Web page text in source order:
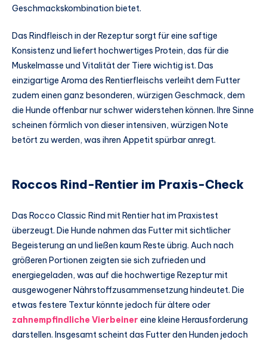
Geschmackskombination bietet.
Das Rindfleisch in der Rezeptur sorgt für eine saftige
Konsistenz und liefert hochwertiges Protein, das für die
Muskelmasse und Vitalität der Tiere wichtig ist. Das
einzigartige Aroma des Rentierfleischs verleiht dem Futter
zudem einen ganz besonderen, würzigen Geschmack, dem
die Hunde offenbar nur schwer widerstehen können. Ihre Sinne
scheinen förmlich von dieser intensiven, würzigen Note
betört zu werden, was ihren Appetit spürbar anregt.
Roccos Rind-Rentier im Praxis-Check
Das Rocco Classic Rind mit Rentier hat im Praxistest
überzeugt. Die Hunde nahmen das Futter mit sichtlicher
Begeisterung an und ließen kaum Reste übrig. Auch nach
größeren Portionen zeigten sie sich zufrieden und
energiegeladen, was auf die hochwertige Rezeptur mit
ausgewogener Nährstoffzusammensetzung hindeutet. Die
etwas festere Textur könnte jedoch für ältere oder
zahnempfindliche Vierbeiner eine kleine Herausforderung
darstellen. Insgesamt scheint das Futter den Hunden jedoch